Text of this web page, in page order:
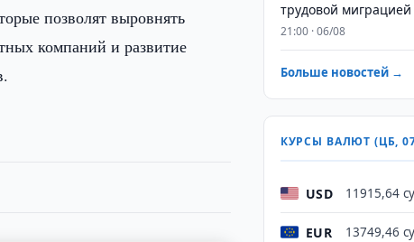
позволят выровнять
компаний и развитие
трудовой миграцией
21:00 · 06/08
Больше новостей →
КУРСЫ ВАЛЮТ (ЦБ,
USD 11915,64
EUR 13749,46